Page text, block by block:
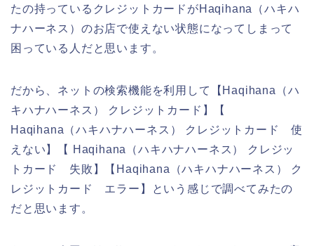
たの持っているクレジットカードがHaqihana（ハキハ
ナハーネス）のお店で使えない状態になってしまって
困っている人だと思います。
だから、ネットの検索機能を利用して【Haqihana（ハ
キハナハーネス） クレジットカード】【
Haqihana（ハキハナハーネス） クレジットカード 使
えない】【 Haqihana（ハキハナハーネス） クレジッ
トカード 失敗】【Haqihana（ハキハナハーネス） ク
レジットカード エラー】という感じで調べてみたの
だと思います。